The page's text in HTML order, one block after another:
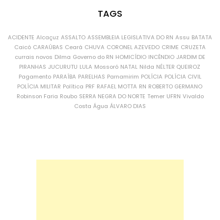
TAGS
ACIDENTE Alcaçuz ASSALTO ASSEMBLEIA LEGISLATIVA DO RN Assu BATATA
Caicó CARAÚBAS Ceará CHUVA CORONEL AZEVEDO CRIME CRUZETA
currais novos Dilma Governo do RN HOMICÍDIO INCÊNDIO JARDIM DE
PIRANHAS JUCURUTU LULA Mossoró NATAL Nilda NÉLTER QUEIROZ
Pagamento PARAÍBA PARELHAS Parnamirim POLÍCIA POLÍCIA CIVIL
POLÍCIA MILITAR Política PRF RAFAEL MOTTA RN ROBERTO GERMANO
Robinson Faria Roubo SERRA NEGRA DO NORTE Temer UFRN Vivaldo
Costa Água ÁLVARO DIAS